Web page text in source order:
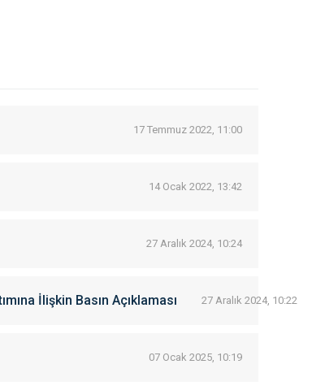
17 Temmuz 2022, 11:00
14 Ocak 2022, 13:42
27 Aralık 2024, 10:24
İlişkin Basın Açıklaması 27 Aralık 2024, 10:22
07 Ocak 2025, 10:19